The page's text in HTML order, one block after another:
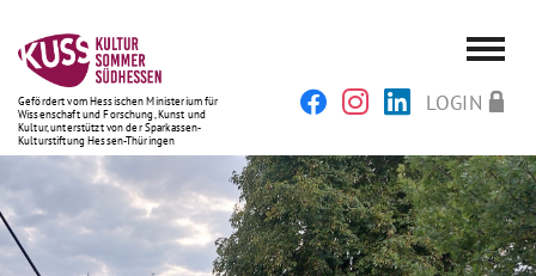
Gefördert vom Hessischen Ministerium für
Wissenschaft und Forschung, Kunst und
Kultur, unterstützt von der Sparkassen-
Kulturstiftung Hessen-Thüringen
LOGIN